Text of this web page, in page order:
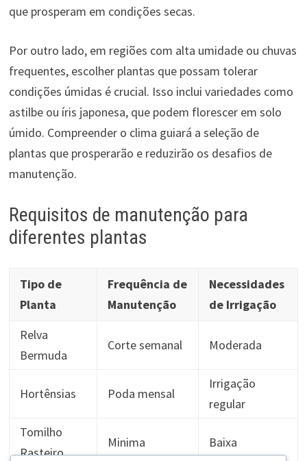
que prosperam em condições secas.
Por outro lado, em regiões com alta umidade ou chuvas
frequentes, escolher plantas que possam tolerar
condições úmidas é crucial. Isso inclui variedades como
astilbe ou íris japonesa, que podem florescer em solo
úmido. Compreender o clima guiará a seleção de
plantas que prosperarão e reduzirão os desafios de
manutenção.
Requisitos de manutenção para
diferentes plantas
Tipo de
Planta
Frequência de
Manutenção
Necessidades
de Irrigação
Relva
Bermuda
Corte semanal Moderada
Hortênsias Poda mensal
Irrigação
regular
Tomilho
Rasteiro
Minima Baixa